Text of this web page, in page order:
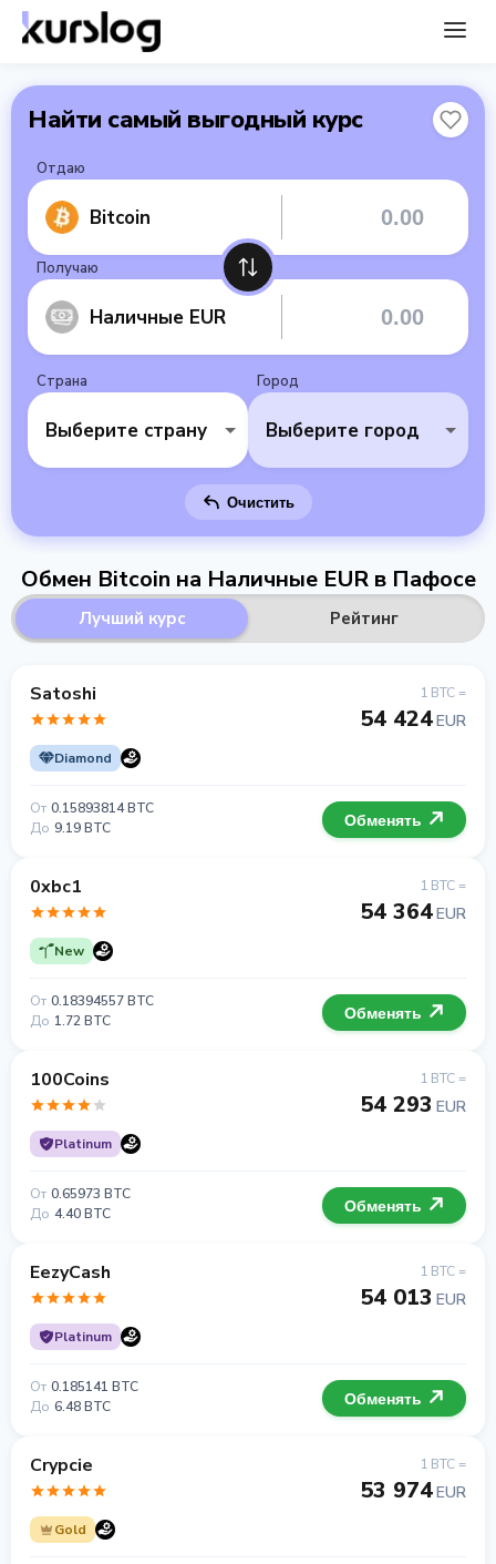
Найти самый выгодный курс
Отдаю
Bitcoin
Получаю
Наличные EUR
Страна
Выберите страну
Город
Выберите город
Очистить
Обмен Bitcoin на Наличные EUR в Пафосе
Лучший курс Рейтинг
Satoshi
Diamond
1 BTC =
54 424EUR
От 0.15893814 BTC
До 9.19 BTC Обменять
0xbc1
New
1 BTC =
54 364EUR
От 0.18394557 BTC
До 1.72 BTC Обменять
100Coins
Platinum
1 BTC =
54 293 EUR
От 0.65973 BTC
До 4.40 BTC Обменять
EezyCash
Platinum
1 BTC =
54 013 EUR
От 0.185141 BTC
До 6.48 BTC Обменять
Crypcie
Gold
1 BTC =
53 974EUR